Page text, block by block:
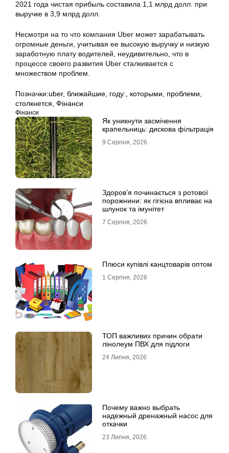
2021 года чистая прибыль составила 1,1 млрд долл. при
выручке в 3,9 млрд долл.
Несмотря на то что компания Uber может зарабатывать
огромные деньги, учитывая ее высокую выручку и низкую
заработную плату водителей, неудивительно, что в
процессе своего развития Uber сталкивается с
множеством проблем.
Позначки:uber, ближайшие, году:, которыми, проблеми,
столкнется, Фінанси
Фінанси
Як уникнути засмічення
крапельниць: дискова фільтрація
9 Серпня, 2026
Здоров’я починається з ротової
порожнини: як гігієна впливає на
шлунок та імунітет
7 Серпня, 2026
Плюси купівлі канцтоварів оптом
1 Серпня, 2026
ТОП важливих причин обрати
лінолеум ПВХ для підлоги
24 Липня, 2026
Почему важно выбрать
надежный дренажный насос для
откачки
23 Липня, 2026